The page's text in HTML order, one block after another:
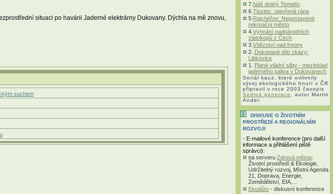
situaci po havárii Jaderné elektrárny Dukovany. Dýchla na mě znovu,
suchem
7. Náš drahý Temelín
6. Tlustec: otevřená rána
5. Rajchéřov: Nepostavené
rekreační město
4. Vyhnání nadnárodních
zlatokopů z Čech
3. Vítězství nad freony
2. Dokonané dílo zkázy:
Libkovice
1. Plané vládní sliby - mezisklad
jaderného paliva v Dukovanech
Seriál kauz, které ovlivnily
vývoj ekologického hnutí v ČR
připravil v roce 2003 časopis
Sedmá generace
, autor Martin
Ander.
DISKUSE O ŽIVOTNÍM
PROSTŘEDÍ A REGIONÁLNÍM
ROZVOJI
- E-mailové konference (pro další
informace a přihlášení piště
správci):
na serveru Zdravá města:
Životní prostředí & Ekologie,
Udržitelný rozvoj, Místní Agenda
21, Doprava, Energie,
Zemědělství, EIA,...
Ekodům - diskusní konference